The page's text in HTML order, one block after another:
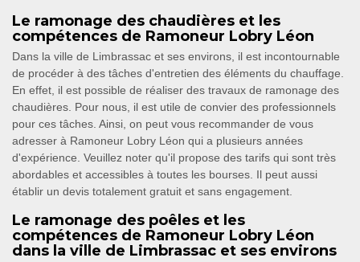
Le ramonage des chaudières et les
compétences de Ramoneur Lobry Léon
Dans la ville de Limbrassac et ses environs, il est incontournable
de procéder à des tâches d'entretien des éléments du chauffage.
En effet, il est possible de réaliser des travaux de ramonage des
chaudières. Pour nous, il est utile de convier des professionnels
pour ces tâches. Ainsi, on peut vous recommander de vous
adresser à Ramoneur Lobry Léon qui a plusieurs années
d'expérience. Veuillez noter qu'il propose des tarifs qui sont très
abordables et accessibles à toutes les bourses. Il peut aussi
établir un devis totalement gratuit et sans engagement.
Le ramonage des poêles et les
compétences de Ramoneur Lobry Léon
dans la ville de Limbrassac et ses environs